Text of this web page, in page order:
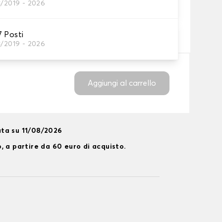
2019 - 2026
Posti
2019 - 2026
Aggiungi al carrello
su 11/08/2026
a partire da 60 euro di acquisto.